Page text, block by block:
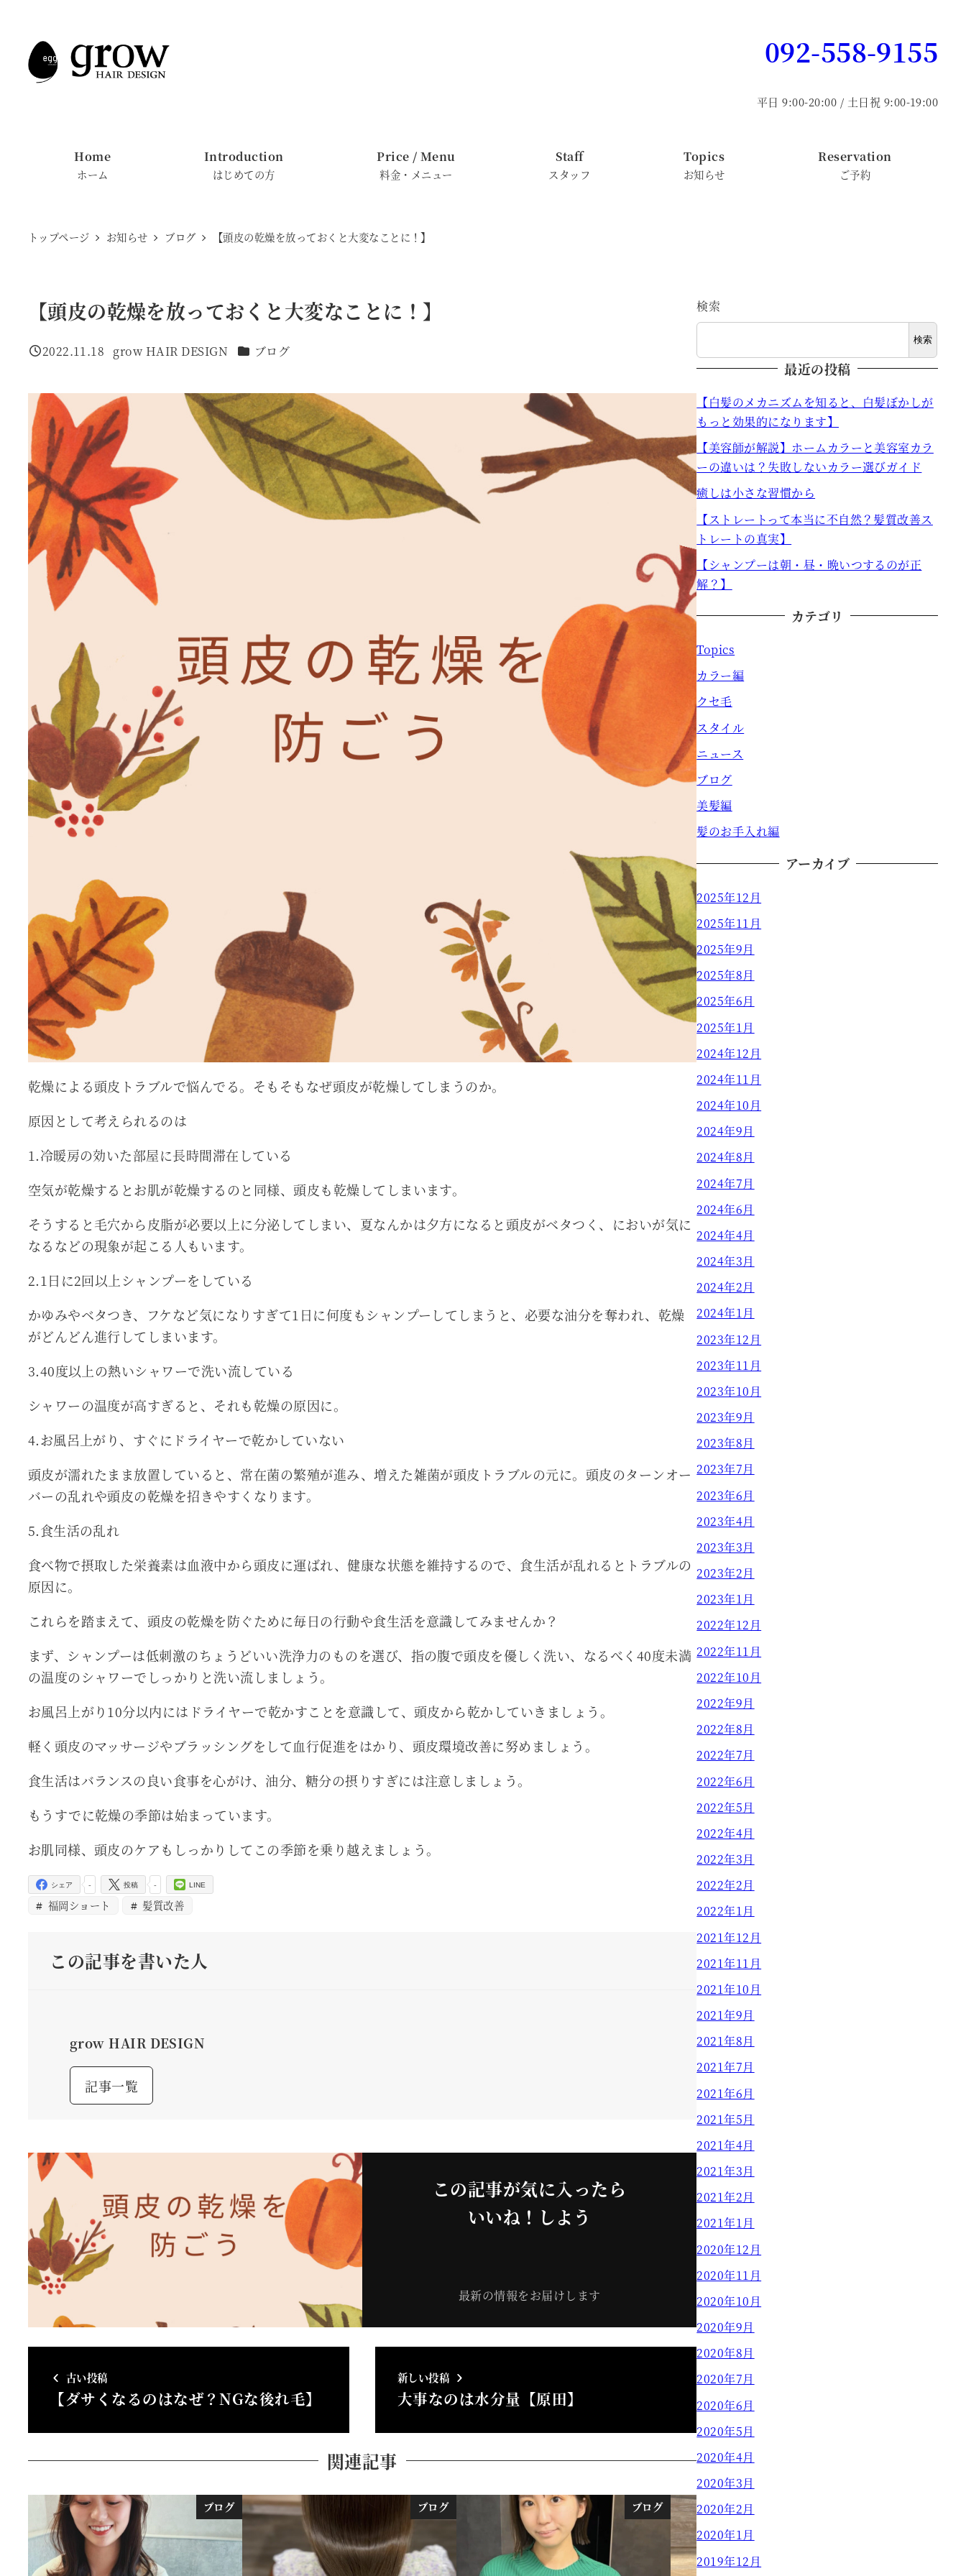
092-558-9155
平日 9:00-20:00 / 土日祝 9:00-19:00
Home
ホーム
Introduction
はじめての方
Price / Menu
料金・メニュー
Staff
スタッフ
Topics
お知らせ
Reservation
ご予約
トップページ お知らせ ブログ 【頭皮の乾燥を放っておくと大変なことに！】
【頭皮の乾燥を放っておくと大変なことに！】
投稿日
2022.11.18
著
grow HAIR DESIGN カテゴリー
ブログ
乾燥による頭皮トラブルで悩んでる。そもそもなぜ頭皮が乾燥してしまうのか。
原因として考えられるのは
1.冷暖房の効いた部屋に長時間滞在している
空気が乾燥するとお肌が乾燥するのと同様、頭皮も乾燥してしまいます。
そうすると毛穴から皮脂が必要以上に分泌してしまい、夏なんかは夕方になると頭皮がベタつく、においが気に
なるなどの現象が起こる人もいます。
2.1日に2回以上シャンプーをしている
かゆみやベタつき、フケなど気になりすぎて1日に何度もシャンプーしてしまうと、必要な油分を奪われ、乾燥
がどんどん進行してしまいます。
3.40度以上の熱いシャワーで洗い流している
シャワーの温度が高すぎると、それも乾燥の原因に。
4.お風呂上がり、すぐにドライヤーで乾かしていない
頭皮が濡れたまま放置していると、常在菌の繁殖が進み、増えた雑菌が頭皮トラブルの元に。頭皮のターンオー
バーの乱れや頭皮の乾燥を招きやすくなります。
5.食生活の乱れ
食べ物で摂取した栄養素は血液中から頭皮に運ばれ、健康な状態を維持するので、食生活が乱れるとトラブルの
原因に。
これらを踏まえて、頭皮の乾燥を防ぐために毎日の行動や食生活を意識してみませんか？
まず、シャンプーは低刺激のちょうどいい洗浄力のものを選び、指の腹で頭皮を優しく洗い、なるべく40度未満
の温度のシャワーでしっかりと洗い流しましょう。
お風呂上がり10分以内にはドライヤーで乾かすことを意識して、頭皮から乾かしていきましょう。
軽く頭皮のマッサージやブラッシングをして血行促進をはかり、頭皮環境改善に努めましょう。
食生活はバランスの良い食事を心がけ、油分、糖分の摂りすぎには注意しましょう。
もうすでに乾燥の季節は始まっています。
お肌同様、頭皮のケアもしっかりしてこの季節を乗り越えましょう。
-
シェア -
投稿 LINE
福岡ショート 髪質改善
この記事を書いた人
grow HAIR DESIGN
記事一覧
この記事が気に入ったら
いいね！しよう
最新の情報をお届けします
古い投稿
【ダサくなるのはなぜ？NGな後れ毛】
新しい投稿
大事なのは水分量【原田】
関連記事
ブログ ブログ ブログ
検索
検索
最近の投稿
【白髪のメカニズムを知ると、白髪ぼかしが
もっと効果的になります】
【美容師が解説】ホームカラーと美容室カラ
ーの違いは？失敗しないカラー選びガイド
癒しは小さな習慣から
【ストレートって本当に不自然？髪質改善ス
トレートの真実】
【シャンプーは朝・昼・晩いつするのが正
解？】
カテゴリ
Topics
カラー編
クセ毛
スタイル
ニュース
ブログ
美髪編
髪のお手入れ編
アーカイブ
2025年12月
2025年11月
2025年9月
2025年8月
2025年6月
2025年1月
2024年12月
2024年11月
2024年10月
2024年9月
2024年8月
2024年7月
2024年6月
2024年4月
2024年3月
2024年2月
2024年1月
2023年12月
2023年11月
2023年10月
2023年9月
2023年8月
2023年7月
2023年6月
2023年4月
2023年3月
2023年2月
2023年1月
2022年12月
2022年11月
2022年10月
2022年9月
2022年8月
2022年7月
2022年6月
2022年5月
2022年4月
2022年3月
2022年2月
2022年1月
2021年12月
2021年11月
2021年10月
2021年9月
2021年8月
2021年7月
2021年6月
2021年5月
2021年4月
2021年3月
2021年2月
2021年1月
2020年12月
2020年11月
2020年10月
2020年9月
2020年8月
2020年7月
2020年6月
2020年5月
2020年4月
2020年3月
2020年2月
2020年1月
2019年12月